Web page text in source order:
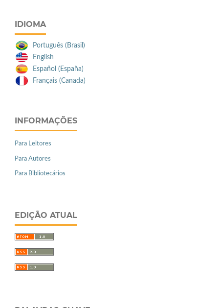
IDIOMA
Português (Brasil)
English
Español (España)
Français (Canada)
INFORMAÇÕES
Para Leitores
Para Autores
Para Bibliotecários
EDIÇÃO ATUAL